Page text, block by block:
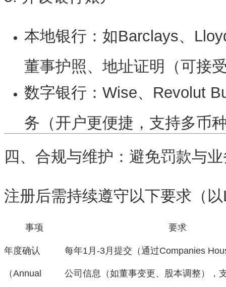
本地银行 ：如Barclays、
董事护照、地址证明（可接
数字银行 ：Wise、Revolut
务（开户更便捷，支持多币
四、合规与维护：避免罚款与
注册后需持续遵守以下要求（
事项 要求
年度确认
（Annual
每年1月-3月提交（通过Companies
公司信息（如董事变更、股本调整），